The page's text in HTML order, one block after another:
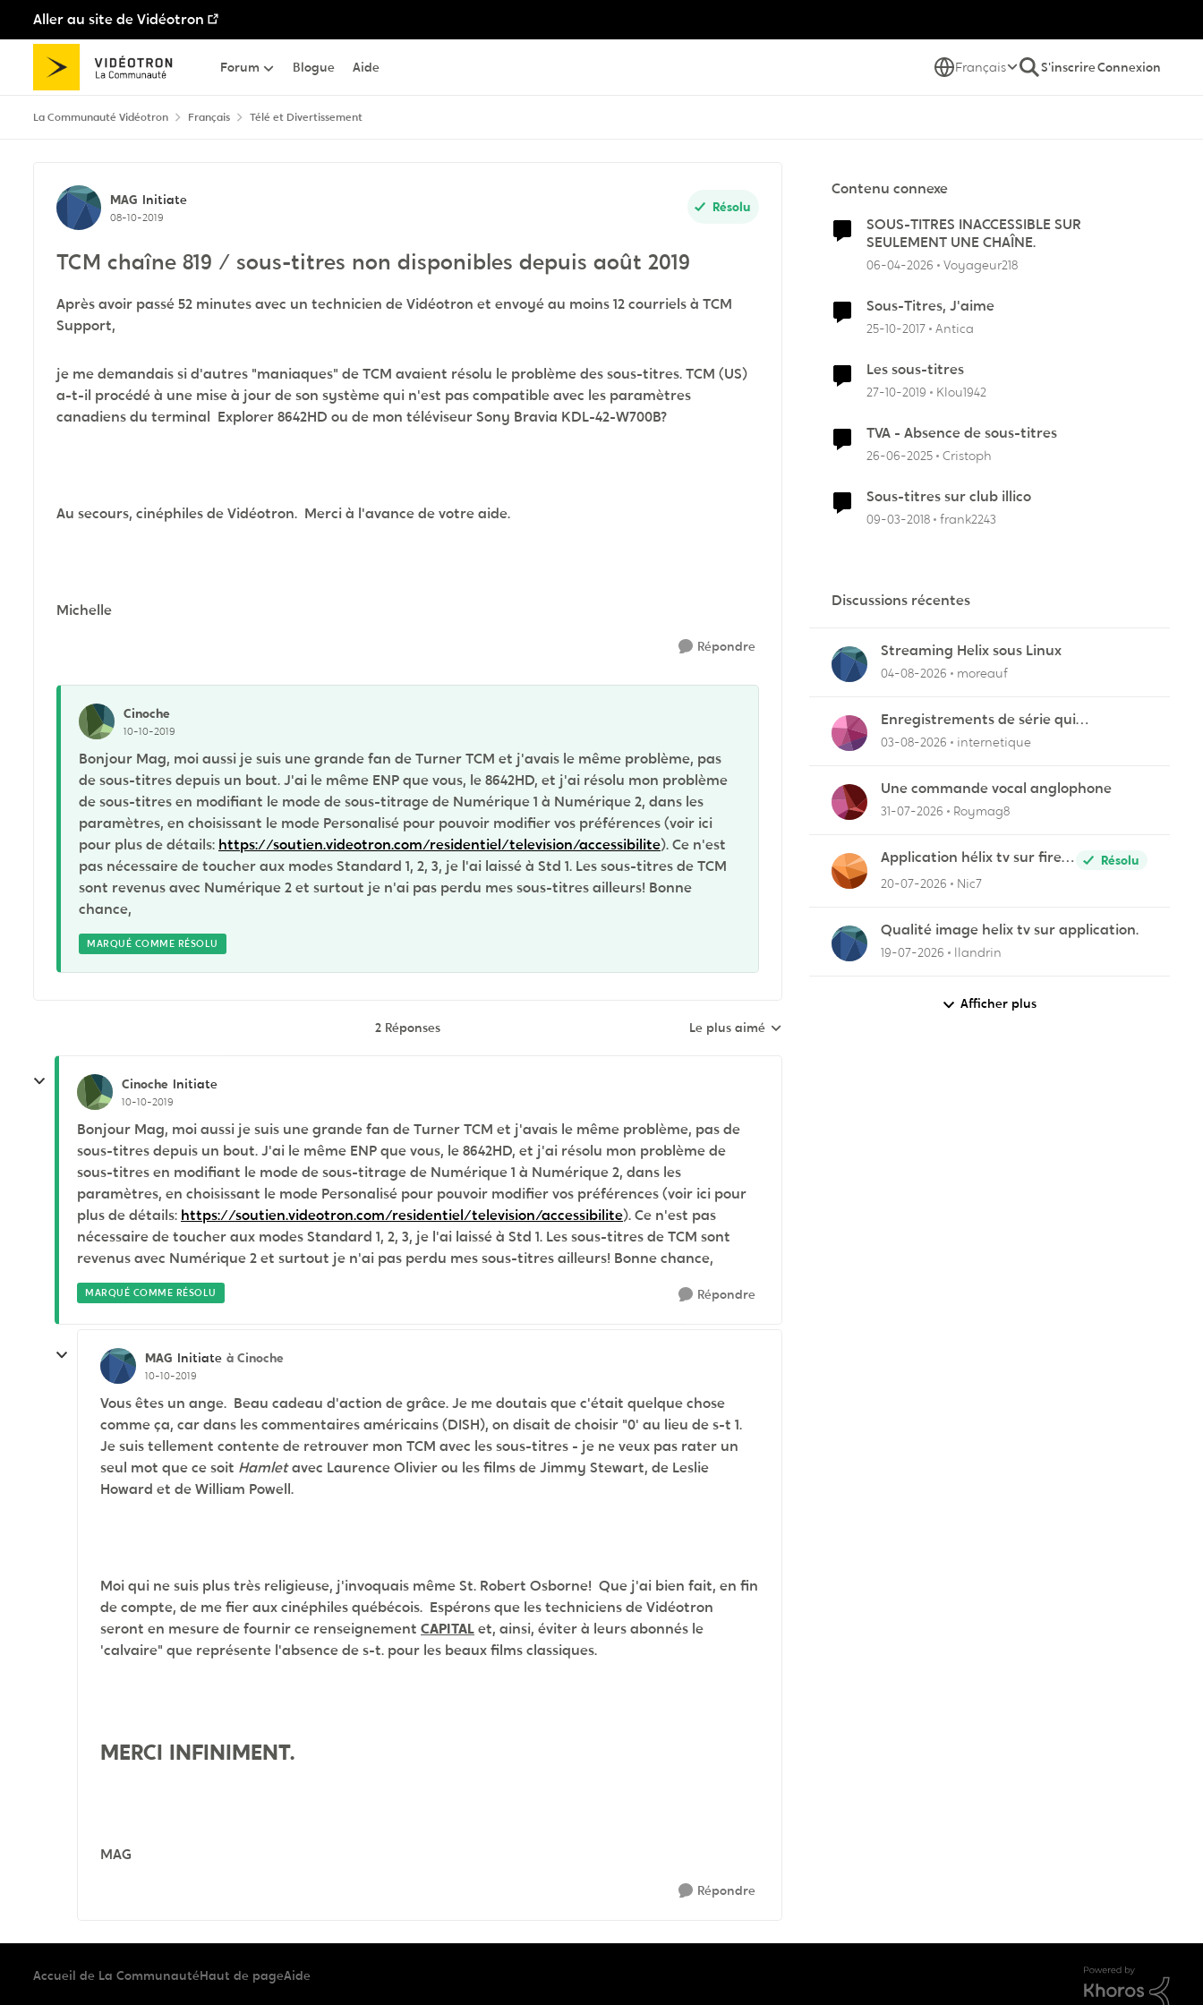
Aller au site de Vidéotron
Passer au contenu
Forum Blogue Aide Français S'inscrireConnexion
La Communauté Vidéotron Français Télé et Divertissement
Discussion de forum
MAG Initiate
08-10-2019
Résolu
TCM chaîne 819 / sous-titres non disponibles depuis août 2019
Après avoir passé 52 minutes avec un technicien de Vidéotron et envoyé au moins 12 courriels à TCM
Support,
je me demandais si d'autres "maniaques" de TCM avaient résolu le problème des sous-titres. TCM (US)
a-t-il procédé à une mise à jour de son système qui n'est pas compatible avec les paramètres
canadiens du terminal Explorer 8642HD ou de mon téléviseur Sony Bravia KDL-42-W700B?
Au secours, cinéphiles de Vidéotron. Merci à l'avance de votre aide.
Michelle
Répondre
Cinoche
10-10-2019
Bonjour Mag, moi aussi je suis une grande fan de Turner TCM et j'avais le même problème, pas
de sous-titres depuis un bout. J'ai le même ENP que vous, le8642HD, et j'ai résolu mon problème
de sous-titres en modifiant le mode de sous-titrage de Numérique 1 à Numérique 2, dans les
paramètres, en choisissant le mode Personalisé pour pouvoir modifier vos préférences (voir ici
pour plus de détails: https://soutien.videotron.com/residentiel/television/accessibilite). Ce n'est
pas nécessaire de toucher aux modes Standard 1, 2, 3, je l'ai laissé à Std 1. Les sous-titres de TCM
sont revenus avec Numérique 2 et surtout je n'ai pas perdu mes sous-titres ailleurs! Bonne
chance,
MARQUÉ COMME RÉSOLU
2 Réponses Réponses triées par
Le plus aimé
Cinoche Initiate
10-10-2019
Bonjour Mag, moi aussi je suis une grande fan de Turner TCM et j'avais le même problème, pas de
sous-titres depuis un bout. J'ai le même ENP que vous, le8642HD, et j'ai résolu mon problème de
sous-titres en modifiant le mode de sous-titrage de Numérique 1 à Numérique 2, dans les
paramètres, en choisissant le mode Personalisé pour pouvoir modifier vos préférences (voir ici pour
plus de détails: https://soutien.videotron.com/residentiel/television/accessibilite). Ce n'est pas
nécessaire de toucher aux modes Standard 1, 2, 3, je l'ai laissé à Std 1. Les sous-titres de TCM sont
revenus avec Numérique 2 et surtout je n'ai pas perdu mes sous-titres ailleurs! Bonne chance,
MARQUÉ COMME RÉSOLU Répondre
MAG Initiate à Cinoche
10-10-2019
Vous êtes un ange. Beau cadeau d'action de grâce. Je me doutais que c'était quelque chose
comme ça, car dans les commentaires américains (DISH), on disait de choisir "0' au lieu de s-t 1.
Je suis tellement contente de retrouver mon TCM avec les sous-titres - je ne veux pas rater un
seul mot que ce soit Hamletavec Laurence Olivier ou les films de Jimmy Stewart, de Leslie
Howard et de William Powell.
Moi qui ne suis plus très religieuse, j'invoquais même St. Robert Osborne! Que j'ai bien fait, en fin
de compte, de me fier aux cinéphiles québécois. Espérons que les techniciens de Vidéotron
seront en mesure de fournir ce renseignement CAPITALet, ainsi, éviter à leurs abonnés le
'calvaire" que représente l'absence de s-t. pour les beaux films classiques.
MERCI INFINIMENT.
MAG
Répondre
Contenu connexe
SOUS-TITRES INACCESSIBLE SUR
SEULEMENT UNE CHAÎNE.
06-04-2026 Voyageur218
Sous-Titres, J'aime
25-10-2017 Antica
Les sous-titres
27-10-2019 Klou1942
TVA - Absence de sous-titres
26-06-2025 Cristoph
Sous-titres sur club illico
09-03-2018 frank2243
Discussions récentes
Streaming Helix sous Linux
04-08-2026 moreauf
Enregistrements de série qui
cafouillent
03-08-2026 internetique
Une commande vocal anglophone
31-07-2026 Roymag8
Application hélix tv sur fire
stick
Résolu
20-07-2026
Nic7
Qualité image helix tv sur application.
19-07-2026 llandrin
Afficher plus
Accueil de La CommunautéHaut de pageAide